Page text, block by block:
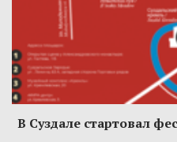
В Суздале стартовал